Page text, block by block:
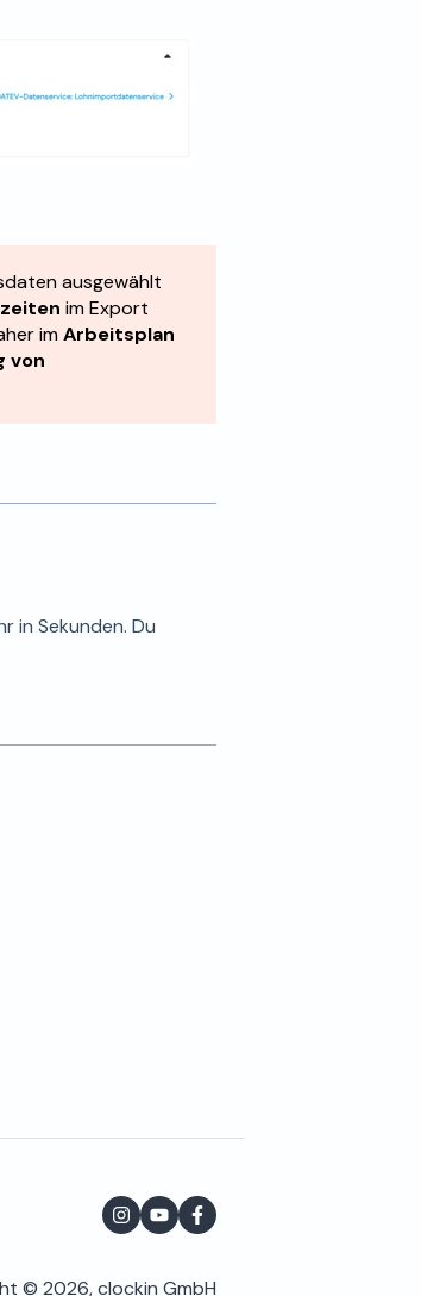
ausgewählt
im Export
imArbeitsplan
von
in Sekunden. Du
© 2026, clockin GmbH